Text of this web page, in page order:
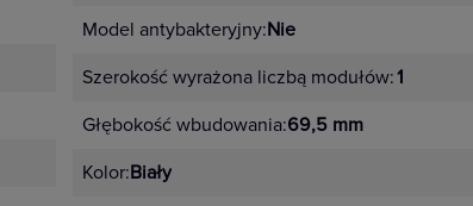
Model antybakteryjny:Nie
Szerokość wyrażona liczbą modułów:1
Głębokość wbudowania:69,5 mm
Kolor:Biały